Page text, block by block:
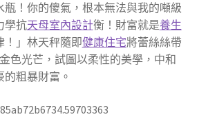
瓶！你的傻氣，根本無法與我的噸級
學抗天母室內設計衡！財富就是養生
！」林天秤隨即健康住宅將蕾絲絲帶
色光芒，試圖以柔性的美學，中和
的粗暴財富。